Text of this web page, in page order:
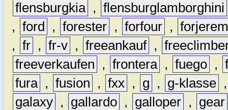
flensburgkia , flensburglamborghini
, ford , forester , forfour ,
, fr , fr-v , freeankauf ,
freeverkaufen
, frontera , fuego ,
fura , fusion , fxx , g , g-klasse
galaxy , gallardo , galloper ,
gear